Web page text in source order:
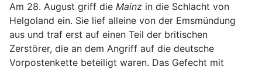
Am 28. August griff die Mainz in die Schlacht von
Helgoland ein. Sie lief alleine von der Emsmündung
aus und traf erst auf einen Teil der britischen
Zerstörer, die an dem Angriff auf die deutsche
Vorpostenkette beteiligt waren. Das Gefecht mit